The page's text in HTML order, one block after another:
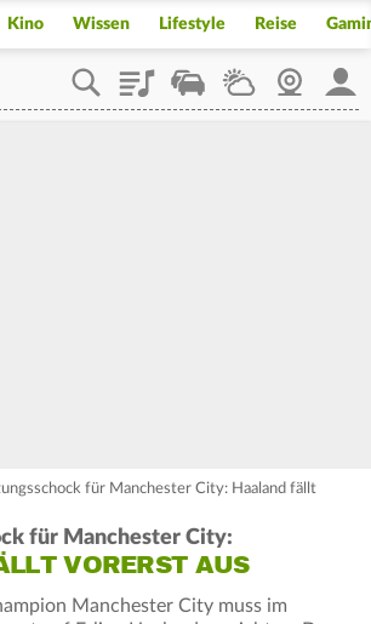
Kino Wissen Lifestyle Reise
PlaylistStaupilotWetterWebcam
für Manchester City: Haaland fällt
für Manchester City:
VORERST AUS
Manchester City muss im